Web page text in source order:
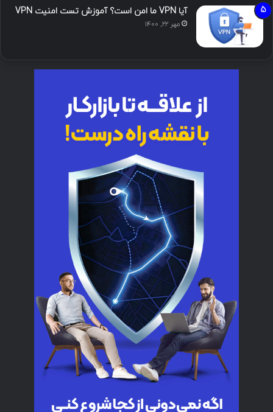
آیا VPN ما امن است؟ آموزش تست امنیت VPN
مهر ۲۲, ۱۴۰۰